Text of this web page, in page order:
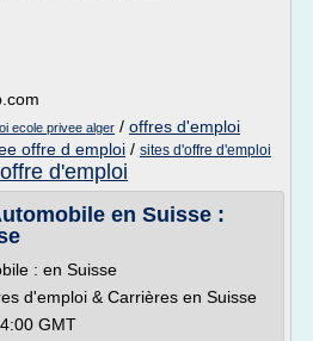
ecole privee alger / offres d'emploi
offre d emploi / sites d'offre d'emploi
d'emploi
en Suisse :
: en Suisse
d'emploi & Carrières en Suisse
GMT